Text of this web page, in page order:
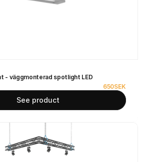
- väggmonterad spotlight LED
650SEK
See product